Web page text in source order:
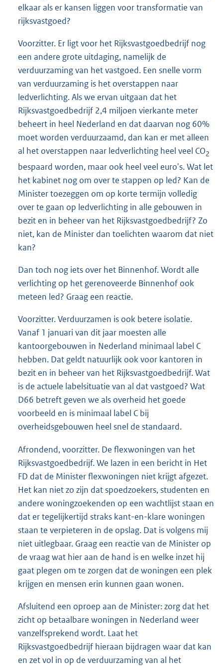
elkaar als er kansen liggen voor transformatie van
rijksvastgoed?
Voorzitter. Er ligt voor het Rijksvastgoedbedrijf nog
een andere grote uitdaging, namelijk de
verduurzaming van het vastgoed. Een snelle vorm
van verduurzaming is het overstappen naar
ledverlichting. Als we ervan uitgaan dat het
Rijksvastgoedbedrijf 2,4 miljoen vierkante meter
beheert in heel Nederland en dat daarvan nog 60%
moet worden verduurzaamd, dan kan er met alleen
al het overstappen naar ledverlichting heel veel CO2
bespaard worden, maar ook heel veel euro's. Wat let
het kabinet nog om over te stappen op led? Kan de
Minister toezeggen om op korte termijn volledig
over te gaan op ledverlichting in alle gebouwen in
bezit en in beheer van het Rijksvastgoedbedrijf? Zo
niet, kan de Minister dan toelichten waarom dat niet
kan?
Dan toch nog iets over het Binnenhof. Wordt alle
verlichting op het gerenoveerde Binnenhof ook
meteen led? Graag een reactie.
Voorzitter. Verduurzamen is ook betere isolatie.
Vanaf 1 januari van dit jaar moesten alle
kantoorgebouwen in Nederland minimaal label C
hebben. Dat geldt natuurlijk ook voor kantoren in
bezit en in beheer van het Rijksvastgoedbedrijf. Wat
is de actuele labelsituatie van al dat vastgoed? Wat
D66 betreft geven we als overheid het goede
voorbeeld en is minimaal label C bij
overheidsgebouwen heel snel de standaard.
Afrondend, voorzitter. De flexwoningen van het
Rijksvastgoedbedrijf. We lazen in een bericht in Het
FD dat de Minister flexwoningen niet krijgt afgezet.
Het kan niet zo zijn dat spoedzoekers, studenten en
andere woningzoekenden op een wachtlijst staan en
dat er tegelijkertijd straks kant-en-klare woningen
staan te verpieteren in de opslag. Dat is volgens mij
niet uitlegbaar. Graag een reactie van de Minister op
de vraag wat hier aan de hand is en welke inzet hij
gaat plegen om te zorgen dat de woningen een plek
krijgen en mensen erin kunnen gaan wonen.
Afsluitend een oproep aan de Minister: zorg dat het
zicht op betaalbare woningen in Nederland weer
vanzelfsprekend wordt. Laat het
Rijksvastgoedbedrijf hieraan bijdragen waar dat kan
en zet vol in op de verduurzaming van al het